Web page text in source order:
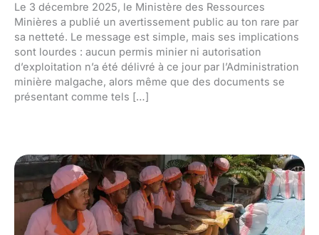
Le 3 décembre 2025, le Ministère des Ressources
Minières a publié un avertissement public au ton rare par
sa netteté. Le message est simple, mais ses implications
sont lourdes : aucun permis minier ni autorisation
d’exploitation n’a été délivré à ce jour par l’Administration
minière malgache, alors même que des documents se
présentant comme tels […]